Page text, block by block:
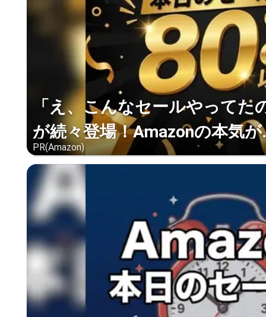
「え、こんなセールやってた
が続々登場！Amazonの本気が
PR(Amazon)